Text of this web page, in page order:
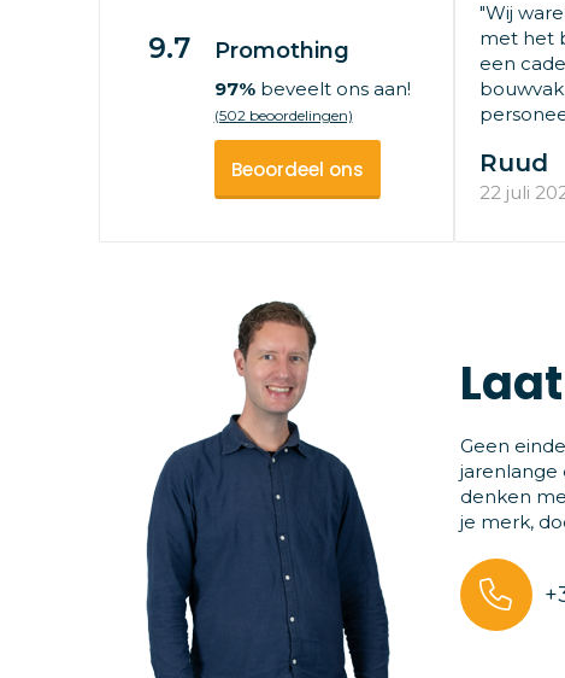
9.7 Promothing
97%beveelt ons aan!
(502 beoordelingen)
Beoordeel ons
"Wij
met het
een
Ruud
22 juli
Geen
jarenlange
denken
je merk,